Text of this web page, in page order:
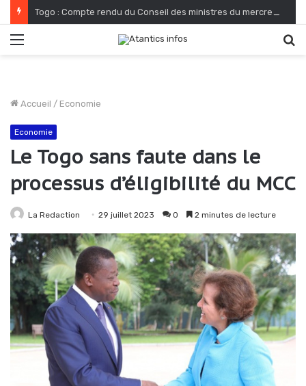
Togo : Compte rendu du Conseil des ministres du mercredi 04 août 2026
Accueil / Economie
Economie
Le Togo sans faute dans le
processus d’éligibilité du MCC
La Redaction 29 juillet 2023 0 2 minutes de lecture